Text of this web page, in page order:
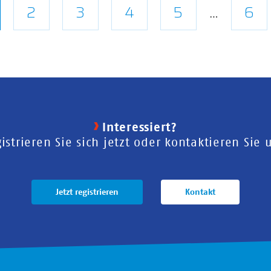
Seite
2 Seite
3 Seite
4 Seite
5 … 6
Interessiert?
Sie sich jetzt oder kontaktieren Sie
Jetzt registrieren Kontakt